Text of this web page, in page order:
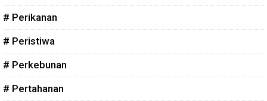
# Perikanan
# Peristiwa
# Perkebunan
# Pertahanan